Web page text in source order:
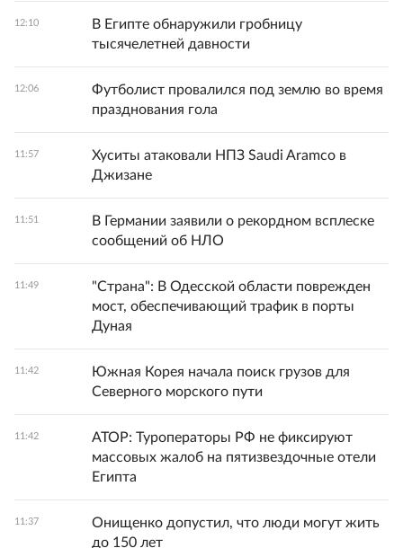
12:10
В Египте обнаружили гробницу
тысячелетней давности
12:06
Футболист провалился под землю во время
празднования гола
11:57
Хуситы атаковали НПЗ Saudi Aramco в
Джизане
11:51
В Германии заявили о рекордном всплеске
сообщений об НЛО
11:49
"Страна": В Одесской области поврежден
мост, обеспечивающий трафик в порты
Дуная
11:42
Южная Корея начала поиск грузов для
Северного морского пути
11:42
АТОР: Туроператоры РФ не фиксируют
массовых жалоб на пятизвездочные отели
Египта
11:37
Онищенко допустил, что люди могут жить
до 150 лет